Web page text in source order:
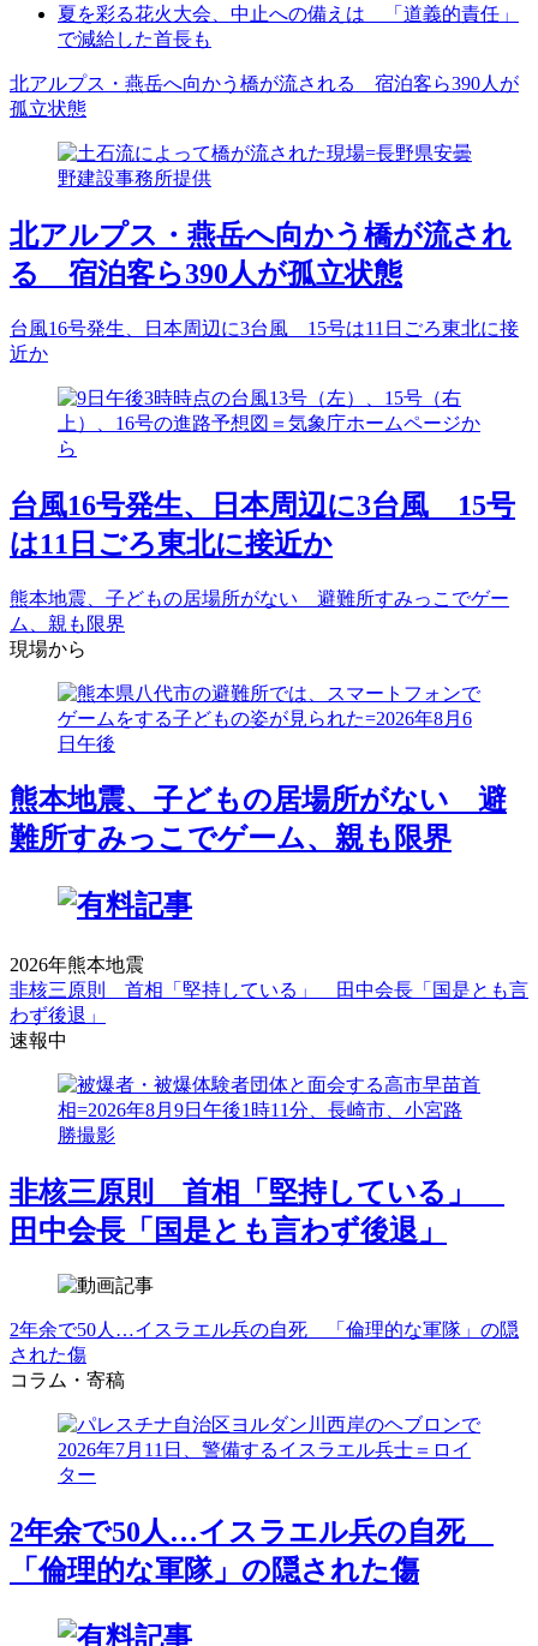
夏を彩る花火大会、中止への備えは 「道義的責任」
で減給した首長も
北アルプス・燕岳へ向かう橋が流される 宿泊客ら390人が
孤立状態
北アルプス・燕岳へ向かう橋が流され
る 宿泊客ら390人が孤立状態
台風16号発生、日本周辺に3台風 15号は11日ごろ東北に接
近か
台風16号発生、日本周辺に3台風 15号
は11日ごろ東北に接近か
熊本地震、子どもの居場所がない 避難所すみっこでゲー
ム、親も限界
現場から
熊本地震、子どもの居場所がない 避
難所すみっこでゲーム、親も限界
2026年熊本地震
非核三原則 首相「堅持している」 田中会長「国是とも言
わず後退」
速報中
非核三原則 首相「堅持している」
田中会長「国是とも言わず後退」
2年余で50人…イスラエル兵の自死 「倫理的な軍隊」の隠
された傷
コラム・寄稿
2年余で50人…イスラエル兵の自死
「倫理的な軍隊」の隠された傷